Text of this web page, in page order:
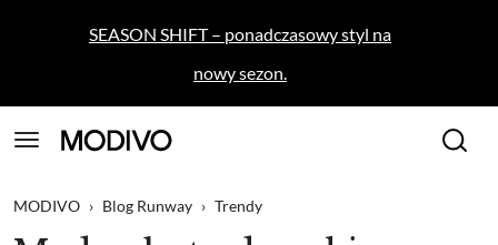
SEASON SHIFT – ponadczasowy styl na
nowy sezon.
MODIVO › Blog Runway › Trendy